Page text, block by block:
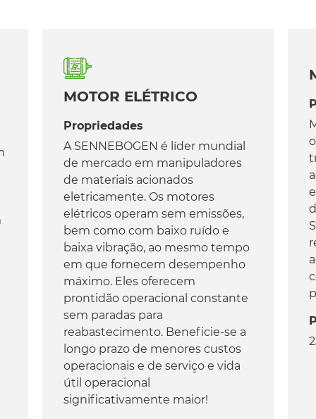
MOTOR ELÉTRICO
Propriedades
A SENNEBOGEN é líder mundial
de mercado em manipuladores
de materiais acionados
eletricamente. Os motores
elétricos operam sem emissões,
bem como com baixo ruído e
baixa vibração, ao mesmo tempo
em que fornecem desempenho
máximo. Eles oferecem
prontidão operacional constante
sem paradas para
reabastecimento. Beneficie-se a
longo prazo de menores custos
operacionais e de serviço e vida
útil operacional
significativamente maior!